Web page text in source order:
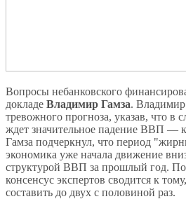
Вопросы небанковского
докладе Владимир Гамза.
тревожного прогноза, указав, что в
ждет значительное падение ВВП —
Гамза подчеркнул, что период
экономика уже начала движение
структурой ВВП за прошлый год.
консенсус экспертов сводится к
составить до двух с половиной раз.